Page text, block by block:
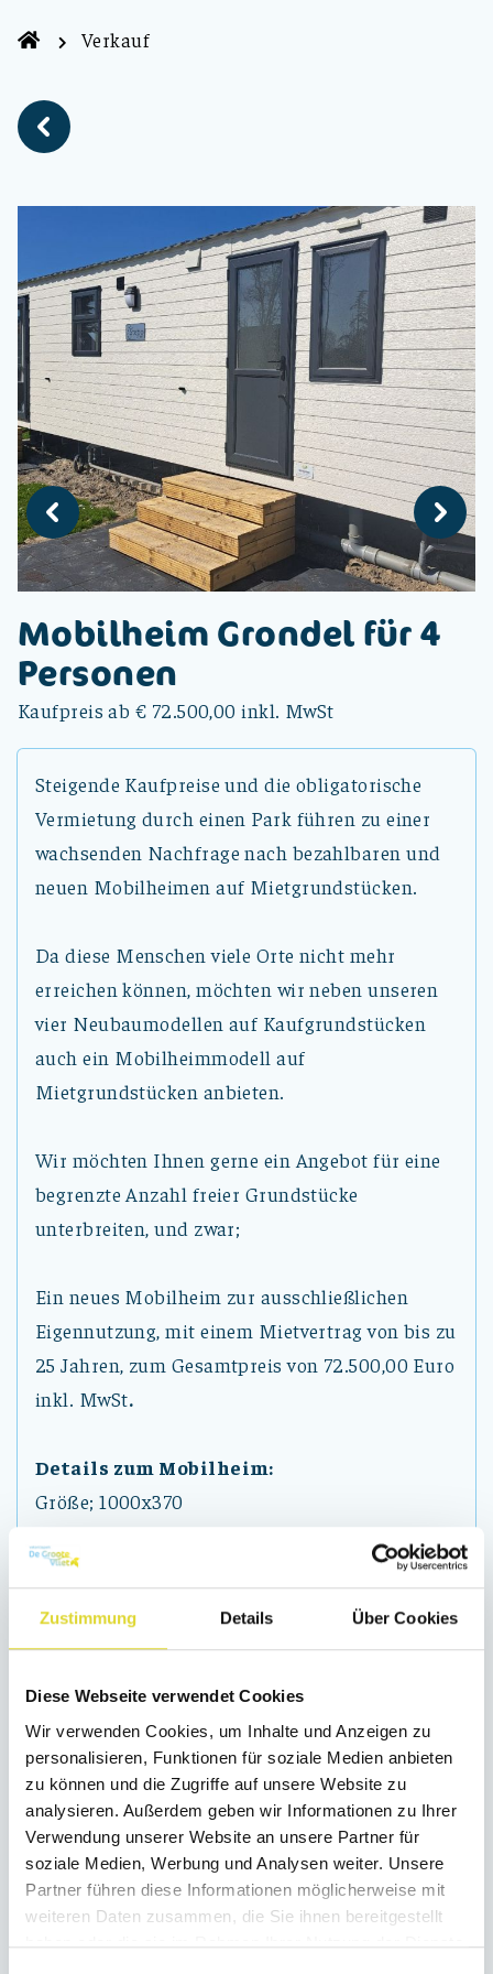
Zustimmung Details Über Cookies
Diese Webseite verwendet Cookies
Wir verwenden Cookies, um Inhalte und Anzeigen zu
personalisieren, Funktionen für soziale Medien anbieten
zu können und die Zugriffe auf unsere Website zu
analysieren. Außerdem geben wir Informationen zu Ihrer
Verwendung unserer Website an unsere Partner für
soziale Medien, Werbung und Analysen weiter. Unsere
Partner führen diese Informationen möglicherweise mit
weiteren Daten zusammen, die Sie ihnen bereitgestellt
haben oder die sie im Rahmen Ihrer Nutzung der Dienste
Verkauf
Mobilheim Grondel für 4
Personen
Kaufpreis ab € 72.500,00 inkl. MwSt
Steigende Kaufpreise und die obligatorische
Vermietung durch einen Park führen zu einer
wachsenden Nachfrage nach bezahlbaren und
neuen Mobilheimen auf Mietgrundstücken.
Da diese Menschen viele Orte nicht mehr
erreichen können, möchten wir neben unseren
vier Neubaumodellen auf Kaufgrundstücken
auch ein Mobilheimmodell auf
Mietgrundstücken anbieten.
Wir möchten Ihnen gerne ein Angebot für eine
begrenzte Anzahl freier Grundstücke
unterbreiten, und zwar;
Ein neues Mobilheim zur ausschließlichen
Eigennutzung, mit einem Mietvertrag von bis zu
25 Jahren, zum Gesamtpreis von 72.500,00 Euro
inkl. MwSt.
Details zum Mobilheim:
Größe; 1000x370
Gasfreier Anschluss
Kunststoffrahmen in der Farbe Anthrazit
Doppelverglasung
Terrassentüren
Dickere Außenwände
Pan-Plattendach
Isolierte Rohre
Eckküche mit eingebautem Kühlschrank mit
Gefrierfach, Dunstabzugshaube und